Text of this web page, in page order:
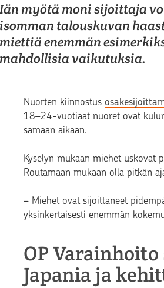
Iän myötä moni sijoittaja
isomman talouskuvan
miettiä enemmän
mahdollisia vaikutuksia.
Nuorten kiinnostus
18–24-vuotiaat nuoret ovat
samaan aikaan.
Kyselyn mukaan miehet uskovat
Routamaan mukaan olla pitkän
– Miehet ovat sijoittaneet
yksinkertaisesti enemmän
OP
Japania ja